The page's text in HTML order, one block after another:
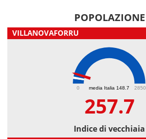
POPOLAZIONE
VILLANOVAFORRU
media Italia 148.7
0 2850
257.7
Indice di vecchiaia